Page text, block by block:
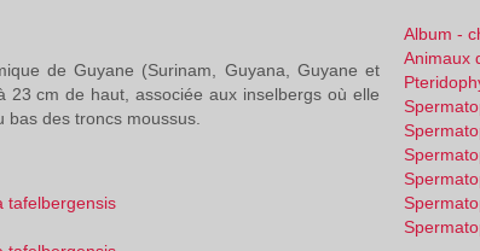
de Guyane (Surinam, Guyana, Guyane et
cm de haut, associée aux inselbergs où elle
des troncs moussus.
Album -
Animaux